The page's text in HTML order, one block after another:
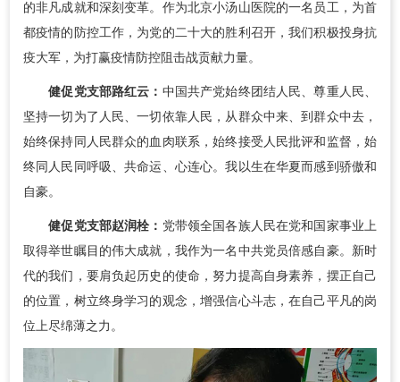
的非凡成就和深刻变革。作为北京小汤山医院的一名员工，为首
都疫情的防控工作，为党的二十大的胜利召开，我们积极投身抗
疫大军，为打赢疫情防控阻击战贡献力量。
健促党支部路红云： 中国共产党始终团结人民、尊重人民、
坚持一切为了人民、一切依靠人民，从群众中来、到群众中去，
始终保持同人民群众的血肉联系，始终接受人民批评和监督，始
终同人民同呼吸、共命运、心连心。我以生在华夏而感到骄傲和
自豪。
健促党支部赵润栓： 党带领全国各族人民在党和国家事业上
取得举世瞩目的伟大成就，我作为一名中共党员倍感自豪。新时
代的我们，要肩负起历史的使命，努力提高自身素养，摆正自己
的位置，树立终身学习的观念，增强信心斗志，在自己平凡的岗
位上尽绵薄之力。